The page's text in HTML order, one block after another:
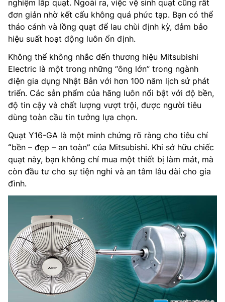
nghiệm lắp quạt. Ngoài ra, việc vệ sinh quạt cũng rất
đơn giản nhờ kết cấu không quá phức tạp. Bạn có thể
tháo cánh và lồng quạt để lau chùi định kỳ, đảm bảo
hiệu suất hoạt động luôn ổn định.
Không thể không nhắc đến thương hiệu Mitsubishi
Electric là một trong những “ông lớn” trong ngành
điện gia dụng Nhật Bản với hơn 100 năm lịch sử phát
triển. Các sản phẩm của hãng luôn nổi bật với độ bền,
độ tin cậy và chất lượng vượt trội, được người tiêu
dùng toàn cầu tin tưởng lựa chọn.
Quạt Y16-GA là một minh chứng rõ ràng cho tiêu chí
“bền – đẹp – an toàn” của Mitsubishi. Khi sở hữu chiếc
quạt này, bạn không chỉ mua một thiết bị làm mát, mà
còn đầu tư cho sự tiện nghi và an tâm lâu dài cho gia
đình.